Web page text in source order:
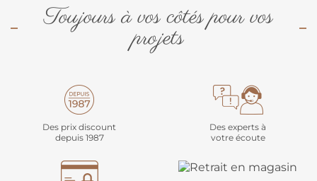
Toujours à vos côtés pour vos
projets
Des prix discount
depuis 1987
Des experts à
votre écoute